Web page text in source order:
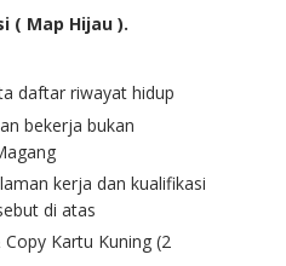
( Map Hijau ).
daftar riwayat hidup
bekerja bukan
kerja dan kualifikasi
di atas
Kartu Kuning (2